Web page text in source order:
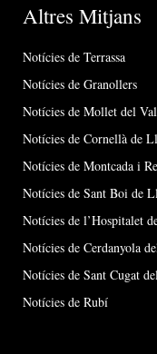
Altres Mitjans
Notícies de Terrassa
Notícies de Granollers
Notícies de Mollet del
Notícies de Cornellà de
Notícies de Montcada i
Notícies de Sant Boi de
Notícies de l’Hospitalet
Notícies de Cerdanyola
Notícies de Sant Cugat
Notícies de Rubí